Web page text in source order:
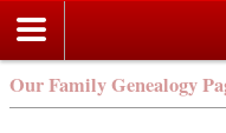
Our Family Genealogy